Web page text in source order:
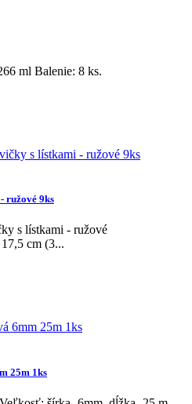
ml Balenie: 8 ks.
ružové 9ks
s lístkami - ružové
cm (3...
25m 1ks